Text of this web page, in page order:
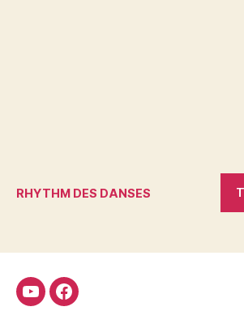
RHYTHM DES DANSES
YoutubeFacebook